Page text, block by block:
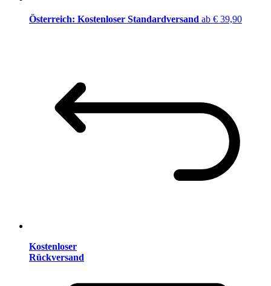
Österreich: Kostenloser Standardversand ab € 39,90
Kostenloser
Rückversand